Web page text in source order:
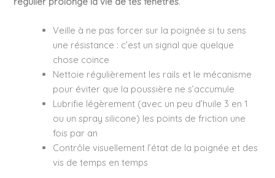
Veille à ne pas forcer sur la poignée si tu sens
une résistance : c’est un signal que quelque
chose coince
Nettoie régulièrement les rails et le mécanisme
pour éviter que la poussière ne s’accumule
Lubrifie légèrement (avec un peu d’huile 3 en 1
ou un spray silicone) les points de friction une
fois par an
Contrôle visuellement l’état de la poignée et des
vis de temps en temps